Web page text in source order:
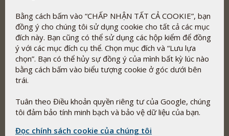
Pharma Nord phát triển, sản xuất và tiếp thị các chất bổ
sung chế độ ăn uống, thuốc thảo dược và thuốc đã được ghi
nhận lâm sàng dựa trên tài liệu, an toàn và khả dụng sinh
học tối ưu.
Địa chỉ
Địa chỉ: Tầng 6 và 7, tòa nhà Mê Linh Point Tower, số 2
Ngô Đức Kế, Phường Bến Nghé,
Quận 1, Thành phố Hồ Chí Minh
Bằng cách bấm vào “CHẤP NHẬN TẤT CẢ COOKIE”, bạn
đồng ý cho chúng tôi sử dụng cookie cho tất cả các mục
đích này. Bạn cũng có thể sử dụng các hộp kiểm để đồng
ý với các mục đích cụ thể. Chọn mục đích và “Lưu lựa
chọn”. Bạn có thể hủy sự đồng ý của mình bất kỳ lúc nào
bằng cách bấm vào biểu tượng cookie ở góc dưới bên
trái.
Tuân theo Điều khoản quyền riêng tư của Google, chúng
tôi đảm bảo tính minh bạch và bảo vệ dữ liệu của bạn.
Đọc chính sách cookie của chúng tôi